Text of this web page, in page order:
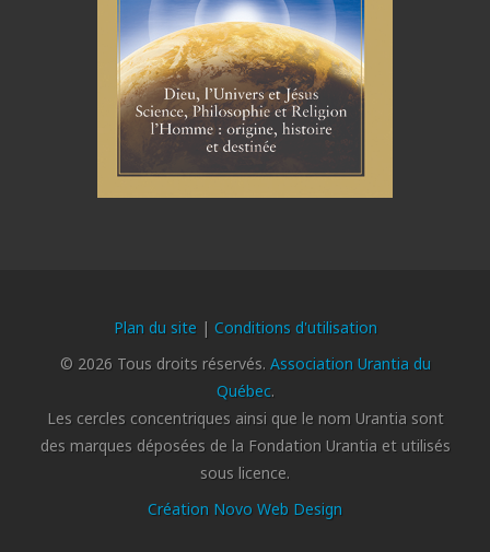
Plan du site | Conditions d'utilisation
© 2026 Tous droits réservés. Association Urantia du
Québec.
Les cercles concentriques ainsi que le nom Urantia sont
des marques déposées de la Fondation Urantia et utilisés
sous licence.
Création Novo Web Design